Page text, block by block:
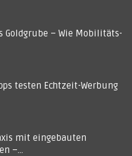
Goldgrube – Wie Mobilitäts-
testen Echtzeit-Werbung
mit eingebauten
–…